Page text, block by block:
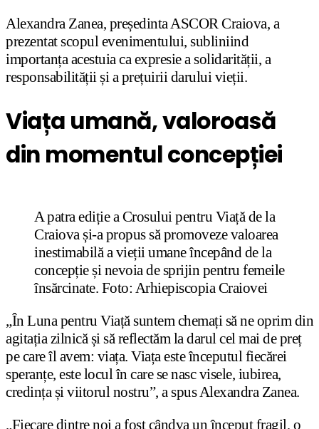
Alexandra Zanea, președinta ASCOR Craiova, a
prezentat scopul evenimentului, subliniind
importanța acestuia ca expresie a solidarității, a
responsabilității și a prețuirii darului vieții.
Viața umană, valoroasă
din momentul concepției
A patra ediție a Crosului pentru Viață de la
Craiova și-a propus să promoveze valoarea
inestimabilă a vieții umane începând de la
concepție și nevoia de sprijin pentru femeile
însărcinate. Foto: Arhiepiscopia Craiovei
„În Luna pentru Viață suntem chemați să ne oprim din
agitația zilnică și să reflectăm la darul cel mai de preț
pe care îl avem: viața. Viața este începutul fiecărei
speranțe, este locul în care se nasc visele, iubirea,
credința și viitorul nostru”, a spus Alexandra Zanea.
„Fiecare dintre noi a fost cândva un început fragil, o